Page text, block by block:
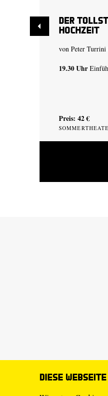
Diese
Der
Hochzeit
von Peter Turrini
19.30 Uhr
Preis: 42 €